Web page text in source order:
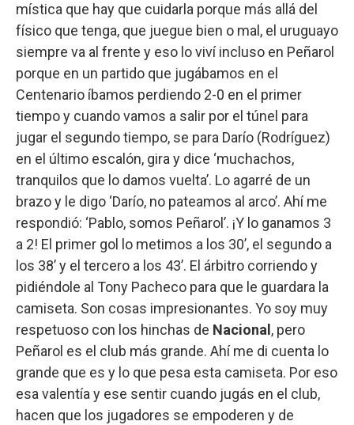
mística que hay que cuidarla porque más allá del
físico que tenga, que juegue bien o mal, el uruguayo
siempre va al frente y eso lo viví incluso en Peñarol
porque en un partido que jugábamos en el
Centenario íbamos perdiendo 2-0 en el primer
tiempo y cuando vamos a salir por el túnel para
jugar el segundo tiempo, se para Darío (Rodríguez)
en el último escalón, gira y dice ‘muchachos,
tranquilos que lo damos vuelta’. Lo agarré de un
brazo y le digo ‘Darío, no pateamos al arco’. Ahí me
respondió: ‘Pablo, somos Peñarol’. ¡Y lo ganamos 3
a 2! El primer gol lo metimos a los 30’, el segundo a
los 38’ y el tercero a los 43’. El árbitro corriendo y
pidiéndole al Tony Pacheco para que le guardara la
camiseta. Son cosas impresionantes. Yo soy muy
respetuoso con los hinchas de Nacional , pero
Peñarol es el club más grande. Ahí me di cuenta lo
grande que es y lo que pesa esta camiseta. Por eso
esa valentía y ese sentir cuando jugás en el club,
hacen que los jugadores se empoderen y de